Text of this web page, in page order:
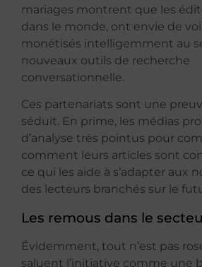
mariages montrent que les
dans le monde, ont envie de
monétisés intelligemment au
nouveaux outils de recherche
conversationnelle.
Ces partenariats sont une
séduit. En prime, les médias
d’analyse très pointus pour
comment leurs articles sont
ce qui les aide à s’adapter aux
des lecteurs branchés sur le
Les remous dans le
Évidemment, tout n’est pas
saluent l’initiative comme une